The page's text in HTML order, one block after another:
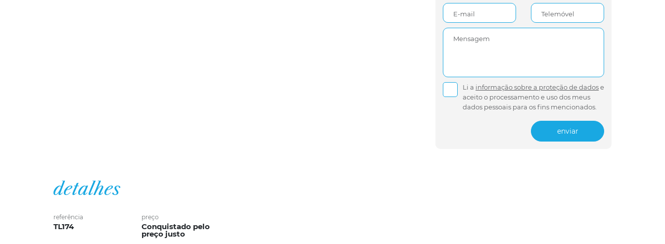
E-mail Telemóvel
Mensagem
Li a informação sobre a proteção de dadose
aceito o processamento e uso dos meus
dados pessoais para os fins mencionados.
enviar
detalhes
referência
TL174
preço
Conquistado pelo
preço justo